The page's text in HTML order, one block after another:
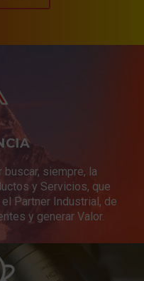
siempre, la
y Servicios, que
Partner Industrial, de
y generar Valor.